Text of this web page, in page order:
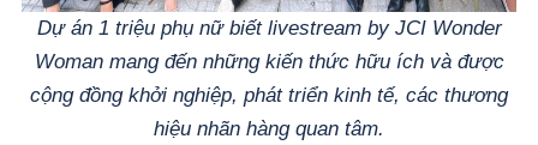
Dự án 1 triệu phụ nữ biết livestream by JCI Wonder
Woman mang đến những kiến thức hữu ích và được
cộng đồng khởi nghiệp, phát triển kinh tế, các thương
hiệu nhãn hàng quan tâm.